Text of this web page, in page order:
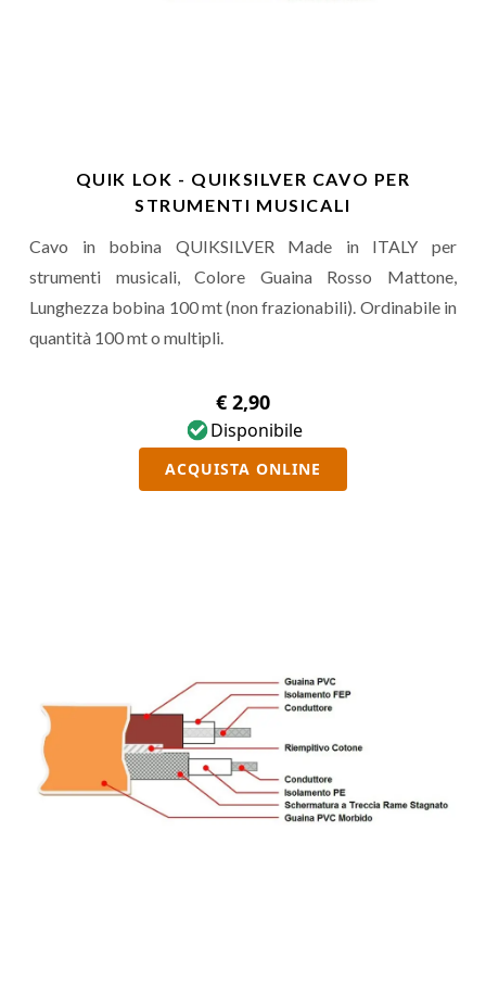
QUIK LOK - QUIKSILVER CAVO PER
STRUMENTI MUSICALI
Cavo in bobina QUIKSILVER Made in ITALY per
strumenti musicali, Colore Guaina Rosso Mattone,
Lunghezza bobina 100 mt (non frazionabili). Ordinabile in
quantità 100 mt o multipli.
€ 2,90
Disponibile
ACQUISTA ONLINE